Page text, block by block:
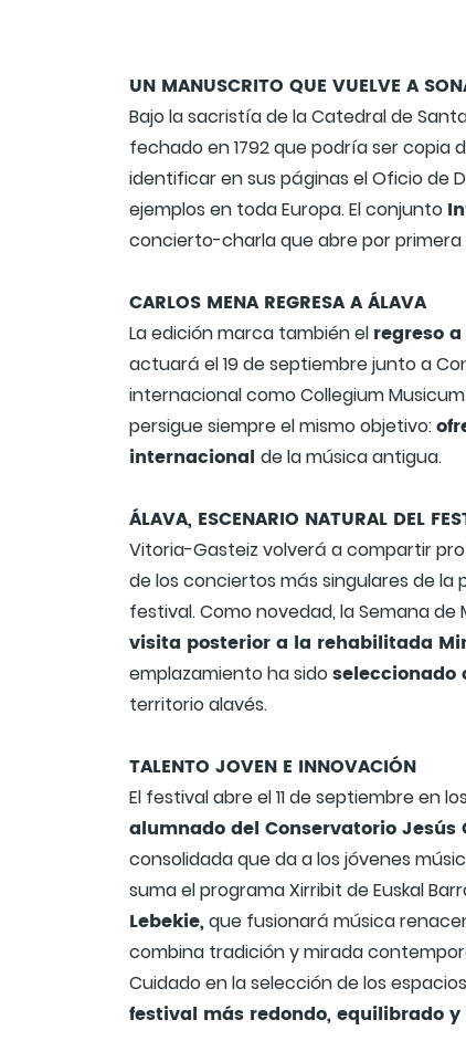
UN MANUSCRITO QUE VUELVE A
Bajo la sacristía de la Catedral de
fechado en 1792 que podría ser copia
identificar en sus páginas el Oficio de
ejemplos en toda Europa. El conjunto
concierto-charla que abre por
CARLOS MENA REGRESA A ÁLAVA
La edición marca también el regreso
actuará el 19 de septiembre junto a
internacional como Collegium
persigue siempre el mismo objetivo:
internacional de la música antigua.
ÁLAVA, ESCENARIO NATURAL DEL
Vitoria-Gasteiz volverá a compartir
de los conciertos más singulares de la
festival. Como novedad, la Semana
visita posterior a la rehabilitada
emplazamiento ha sidoseleccionado
territorio alavés.
TALENTO JOVEN E INNOVACIÓN
El festival abre el 11 de septiembre en los
alumnado del Conservatorio Jesús
consolidada que da a los jóvenes
suma el programa Xirribit de Euskal
Lebekie,que fusionará música
combina tradición y mirada
Cuidado en la selección de los
festival más redondo, equilibrado